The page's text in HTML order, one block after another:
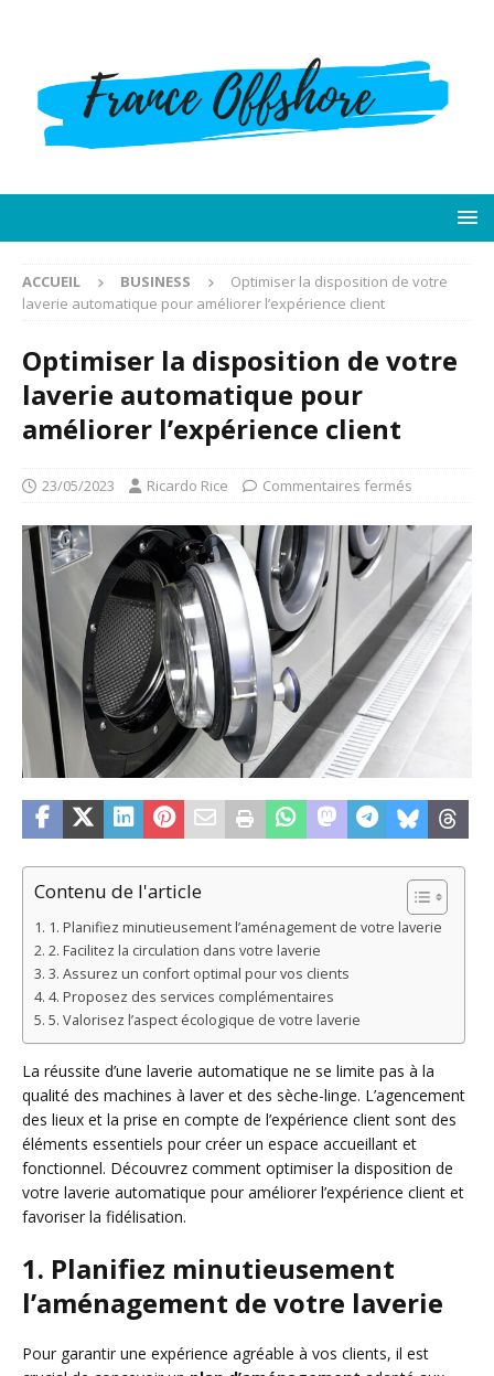
ACCUEIL BUSINESS
Optimiser la disposition de votre
laverie automatique pour améliorer l’expérience client
Optimiser la disposition de votre
laverie automatique pour
améliorer l’expérience client
23/05/2023 Ricardo Rice Commentaires fermés
Contenu de l'article
1. Planifiez minutieusement l’aménagement de votre laverie
2. Facilitez la circulation dans votre laverie
3. Assurez un confort optimal pour vos clients
4. Proposez des services complémentaires
5. Valorisez l’aspect écologique de votre laverie
La réussite d’une laverie automatique ne se limite pas à la
qualité des machines à laver et des sèche-linge. L’agencement
des lieux et la prise en compte de l’expérience client sont des
éléments essentiels pour créer un espace accueillant et
fonctionnel. Découvrez comment optimiser la disposition de
votre laverie automatique pour améliorer l’expérience client et
favoriser la fidélisation.
1. Planifiez minutieusement
l’aménagement de votre laverie
Pour garantir une expérience agréable à vos clients, il est